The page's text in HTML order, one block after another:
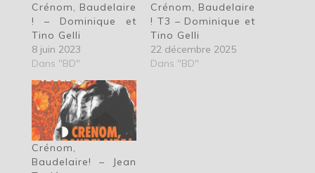
Crénom, Baudelaire
! – Dominique et
Tino Gelli
8 juin 2023
Dans "BD"
Crénom, Baudelaire
! T3 – Dominique et
Tino Gelli
22 décembre 2025
Dans "BD"
Crénom,
Baudelaire! – Jean